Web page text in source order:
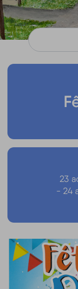
23
- 24